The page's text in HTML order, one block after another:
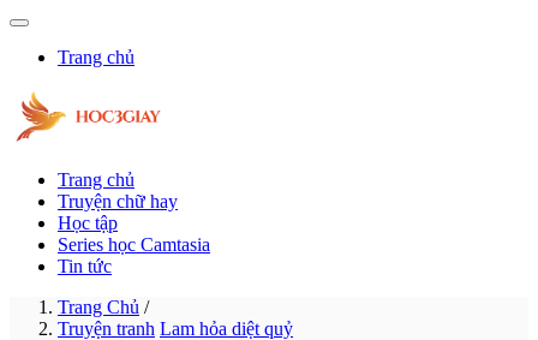
Trang chủ
Trang chủ
Truyện chữ hay
Học tập
Series học Camtasia
Tin tức
Trang Chủ /
Truyện tranh Lam hỏa diệt quỷ